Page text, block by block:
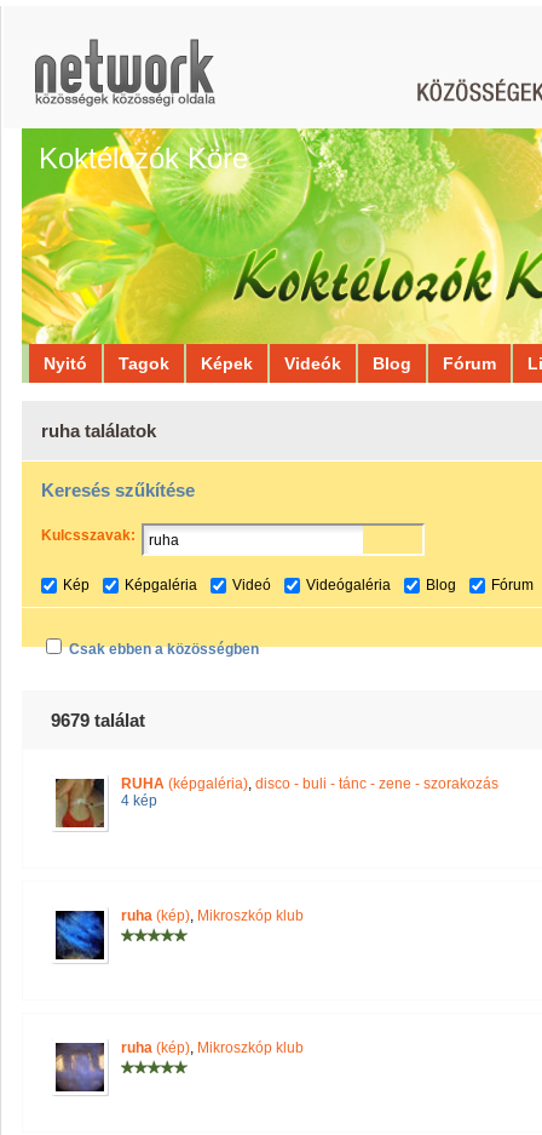
Koktélozók Köre
Nyitó Tagok Képek Videók Blog Fórum
ruha találatok
Keresés szűkítése
Kulcsszavak:
Kép Képgaléria Videó Videógaléria Blog Fórum
Csak ebben a közösségben
9679 találat
RUHA (képgaléria), disco - buli - tánc - zene - szorakozás
4 kép
ruha (kép), Mikroszkóp klub
ruha (kép), Mikroszkóp klub